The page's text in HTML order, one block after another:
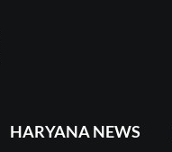
HARYANA NEWS